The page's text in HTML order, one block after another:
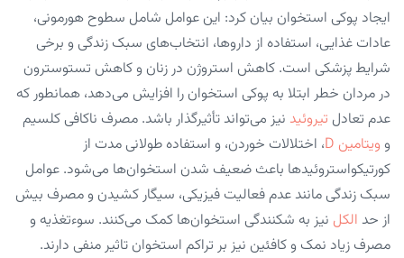
ایجاد پوکی استخوان بیان کرد: این عوامل شامل سطوح هورمونی،
عادات غذایی، استفاده از داروها، انتخاب‌های سبک زندگی و برخی
شرایط پزشکی است. کاهش استروژن در زنان و کاهش تستوسترون
در مردان خطر ابتلا به پوکی استخوان را افزایش می‌دهد، همانطور که
عدم تعادل تیروئید نیز می‌تواند تأثیرگذار باشد. مصرف ناکافی کلسیم
و ویتامین D
، اختلالات خوردن، و استفاده طولانی مدت از
کورتیکواستروئیدها باعث ضعیف شدن استخوان‌ها می‌شود. عوامل
سبک زندگی مانند عدم فعالیت فیزیکی، سیگار کشیدن و مصرف بیش
از حد الکل نیز به شکنندگی استخوان‌ها کمک می‌کنند. سوء‌تغذیه و
مصرف زیاد نمک و کافئین نیز بر تراکم استخوان تاثیر منفی دارند.